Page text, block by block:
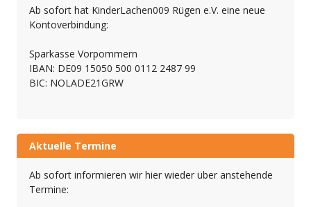
Ab sofort hat KinderLachen009 Rügen e.V. eine neue
Kontoverbindung:
Sparkasse Vorpommern
IBAN: DE09 15050 500 0112 2487 99
BIC: NOLADE21GRW
Aktuelle Termine
Ab sofort informieren wir hier wieder über anstehende
Termine: